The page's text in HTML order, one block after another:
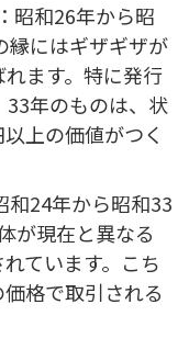
：昭和26年から昭
縁にはギザギザが
ます。特に発行
年のものは、状
上の価値がつく
和24年から昭和33
が現在と異なる
ています。こち
格で取引される